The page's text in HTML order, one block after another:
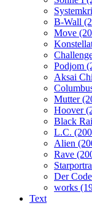
B-Wall
Move
Podjom
Aksai
Mutter
Hoover
Black
L.C.
Alien
Rave
Der
works
Text